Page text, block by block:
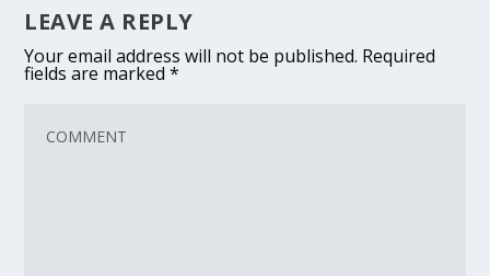
LEAVE A REPLY
Your email address will not be published. Required
fields are marked*